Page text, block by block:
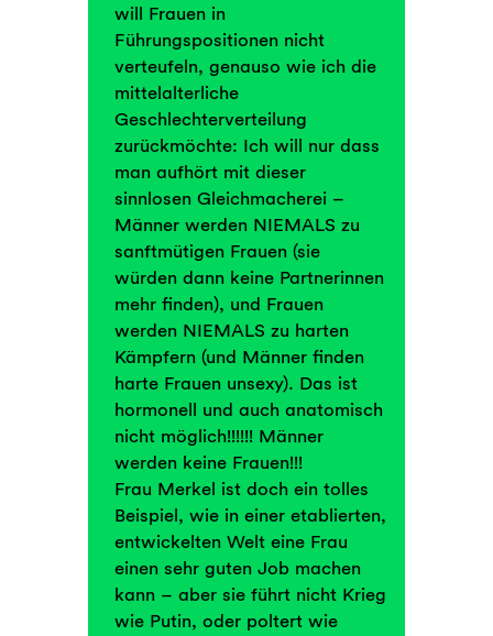
will Frauen in
Führungspositionen nicht
verteufeln, genauso wie ich die
mittelalterliche
Geschlechterverteilung
zurückmöchte: Ich will nur dass
man aufhört mit dieser
sinnlosen Gleichmacherei –
Männer werden NIEMALS zu
sanftmütigen Frauen (sie
würden dann keine Partnerinnen
mehr finden), und Frauen
werden NIEMALS zu harten
Kämpfern (und Männer finden
harte Frauen unsexy). Das ist
hormonell und auch anatomisch
nicht möglich!!!!!! Männer
werden keine Frauen!!!
Frau Merkel ist doch ein tolles
Beispiel, wie in einer etablierten,
entwickelten Welt eine Frau
einen sehr guten Job machen
kann – aber sie führt nicht Krieg
wie Putin, oder poltert wie